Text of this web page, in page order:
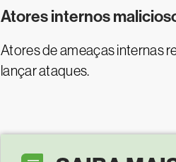
Atores internos
Atores de ameaças internas
lançar ataques.